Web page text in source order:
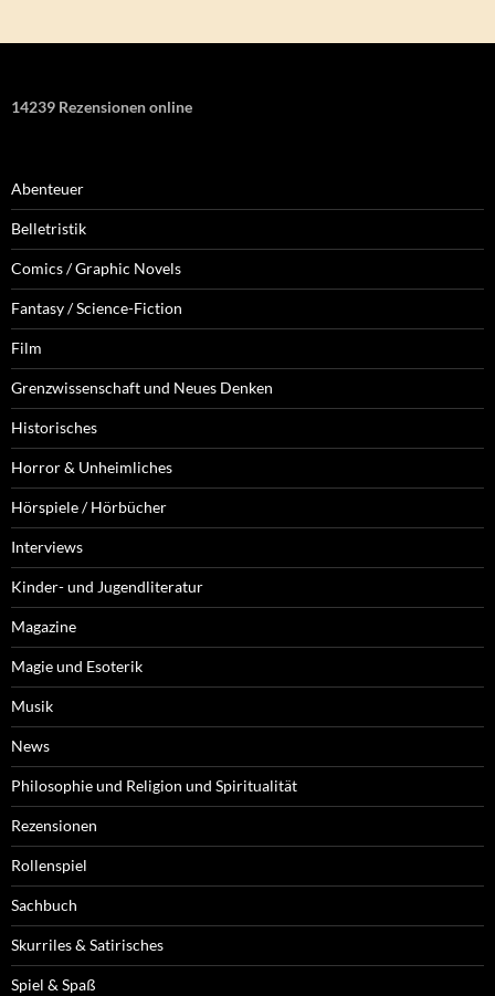
14239 Rezensionen online
Abenteuer
Belletristik
Comics / Graphic Novels
Fantasy / Science-Fiction
Film
Grenzwissenschaft und Neues Denken
Historisches
Horror & Unheimliches
Hörspiele / Hörbücher
Interviews
Kinder- und Jugendliteratur
Magazine
Magie und Esoterik
Musik
News
Philosophie und Religion und Spiritualität
Rezensionen
Rollenspiel
Sachbuch
Skurriles & Satirisches
Spiel & Spaß